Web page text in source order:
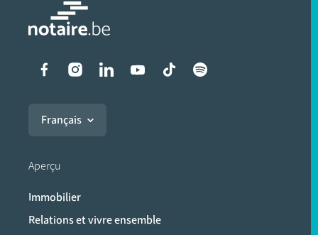
Liens vers les réseaux
Français
Aperçu
Immobilier
Relations et vivre ensemble